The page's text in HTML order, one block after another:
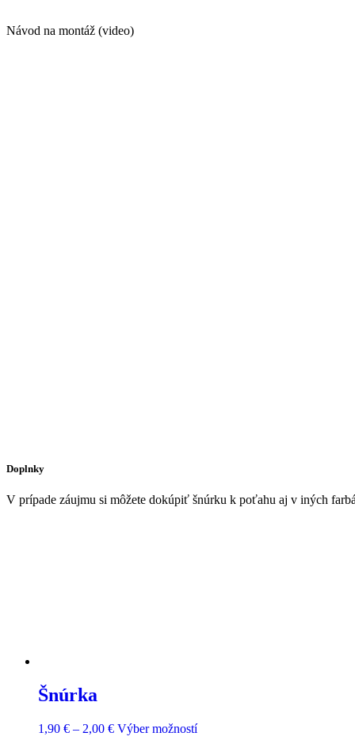
Návod na montáž (video)
Doplnky
V prípade záujmu si môžete dokúpiť šnúrku k poťahu aj v iných
Šnúrka
1,90 € – 2,00 € Výber možností